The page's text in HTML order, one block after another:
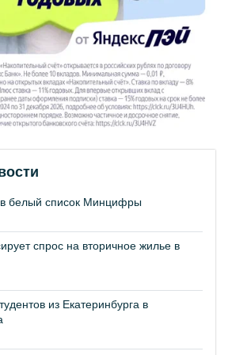
белый список Минцифры
спрос на вторичное жилье в
из Екатеринбурга в